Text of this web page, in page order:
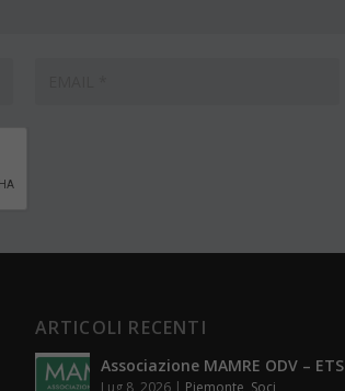
ARTICOLI RECENTI
Associazione MAMRE ODV – ETS
Lug 8, 2026| Piemonte Soci